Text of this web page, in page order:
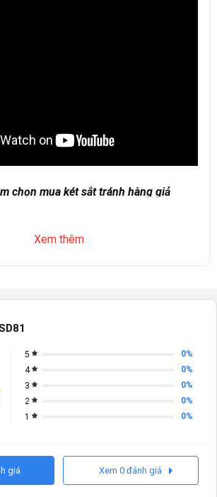
chọn mua két sắt tránh hàng giả
Xem thêm
5
0%
4
0%
3
0%
2
0%
1
0%
giá Xem 0 đánh giá